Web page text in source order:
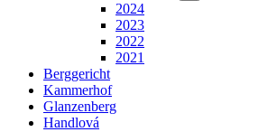
2024
2023
2022
2021
Berggericht
Kammerhof
Glanzenberg
Handlová